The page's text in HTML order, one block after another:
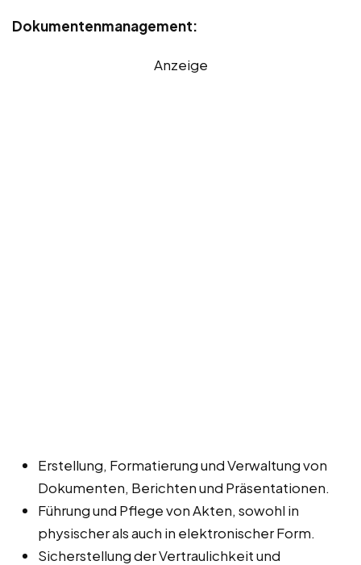
Dokumentenmanagement:
Anzeige
Erstellung, Formatierung und Verwaltung von
Dokumenten, Berichten und Präsentationen.
Führung und Pflege von Akten, sowohl in
physischer als auch in elektronischer Form.
Sicherstellung der Vertraulichkeit und